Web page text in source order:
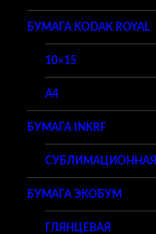
БУМАГА KODAK ROYAL
10×15
A4
БУМАГА INKRF
СУБЛИМАЦИОННАЯ
БУМАГА ЭКОБУМ
ГЛЯНЦЕВАЯ